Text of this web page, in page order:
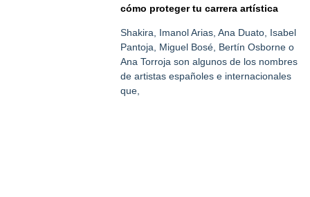
cómo proteger tu carrera artística
Shakira, Imanol Arias, Ana Duato, Isabel
Pantoja, Miguel Bosé, Bertín Osborne o
Ana Torroja son algunos de los nombres
de artistas españoles e internacionales
que,